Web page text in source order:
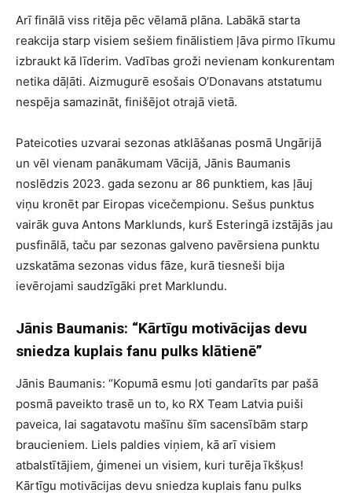
Arī finālā viss ritēja pēc vēlamā plāna. Labākā starta
reakcija starp visiem sešiem finālistiem ļāva pirmo līkumu
izbraukt kā līderim. Vadības groži nevienam konkurentam
netika dāļāti. Aizmugurē esošais O’Donavans atstatumu
nespēja samazināt, finišējot otrajā vietā.
Pateicoties uzvarai sezonas atklāšanas posmā Ungārijā
un vēl vienam panākumam Vācijā, Jānis Baumanis
noslēdzis 2023. gada sezonu ar 86 punktiem, kas ļāuj
viņu kronēt par Eiropas vicečempionu. Sešus punktus
vairāk guva Antons Marklunds, kurš Esteringā izstājās jau
pusfinālā, taču par sezonas galveno pavērsiena punktu
uzskatāma sezonas vidus fāze, kurā tiesneši bija
ievērojami saudzīgāki pret Marklundu.
Jānis Baumanis: “Kārtīgu motivācijas devu
sniedza kuplais fanu pulks klātienē”
Jānis Baumanis: “Kopumā esmu ļoti gandarīts par pašā
posmā paveikto trasē un to, ko RX Team Latvia puiši
paveica, lai sagatavotu mašīnu šīm sacensībām starp
braucieniem. Liels paldies viņiem, kā arī visiem
atbalstītājiem, ģimenei un visiem, kuri turēja īkšķus!
Kārtīgu motivācijas devu sniedza kuplais fanu pulks